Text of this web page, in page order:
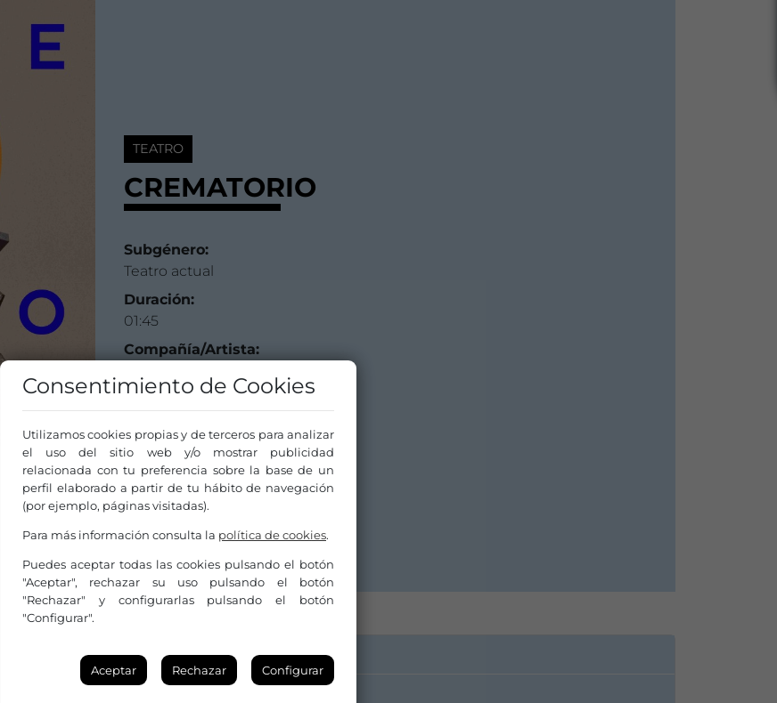
TEATRO
CREMATORIO
Subgénero:
Teatro actual
Duración:
01:45
Compañía/Artista:
Distribuidor/a:
Consentimiento de Cookies
Utilizamos cookies propias y de terceros para analizar
el uso del sitio web y/o mostrar publicidad
relacionada con tu preferencia sobre la base de un
perfil elaborado a partir de tu hábito de navegación
(por ejemplo, páginas visitadas).
Para más información consulta la política de cookies.
Puedes aceptar todas las cookies pulsando el botón
"Aceptar", rechazar su uso pulsando el botón
"Rechazar" y configurarlas pulsando el botón
"Configurar".
Aceptar Rechazar Configurar